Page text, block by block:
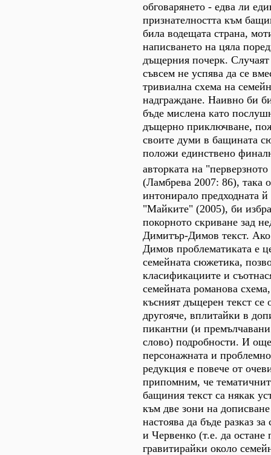
обговарянето - едва ли
признателността към
била водещата страна,
написването на цяла
дъщерния почерк.
съвсем не успява да се
тривиална схема на
надграждане. Наивно би
бъде мислена като
дъщерно приключване,
своите думи в бащината
положи единствено
авторката на
(Ламбрева 2007: 86), така
интонирало предходната
"Майките" (2005), би
покорното скриване зад
Димитър-Димов текст. Ако
Димов проблематиката е
семейната сюжетика,
класификациите и
семейната романова
късният дъщерен текст се
другояче, вплитайки в
пикантни (и
слово) подробности. И
персонажната и
редукция е повече от
припомним, че
бащиния текст са някак
към две зони на
настоява да бъде разказ
и Червенко (т.е. да
гравитирайки около